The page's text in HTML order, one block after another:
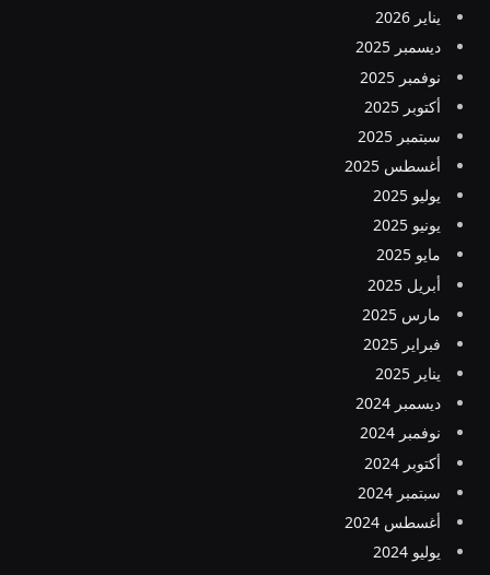
يناير 2026
ديسمبر 2025
نوفمبر 2025
أكتوبر 2025
سبتمبر 2025
أغسطس 2025
يوليو 2025
يونيو 2025
مايو 2025
أبريل 2025
مارس 2025
فبراير 2025
يناير 2025
ديسمبر 2024
نوفمبر 2024
أكتوبر 2024
سبتمبر 2024
أغسطس 2024
يوليو 2024